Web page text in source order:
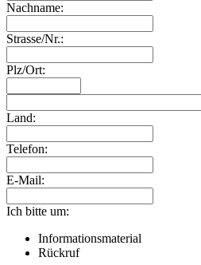
Nachname:
Strasse/Nr.:
Plz/Ort:
Land:
Telefon:
E-Mail:
Ich bitte um:
Informationsmaterial
Rückruf